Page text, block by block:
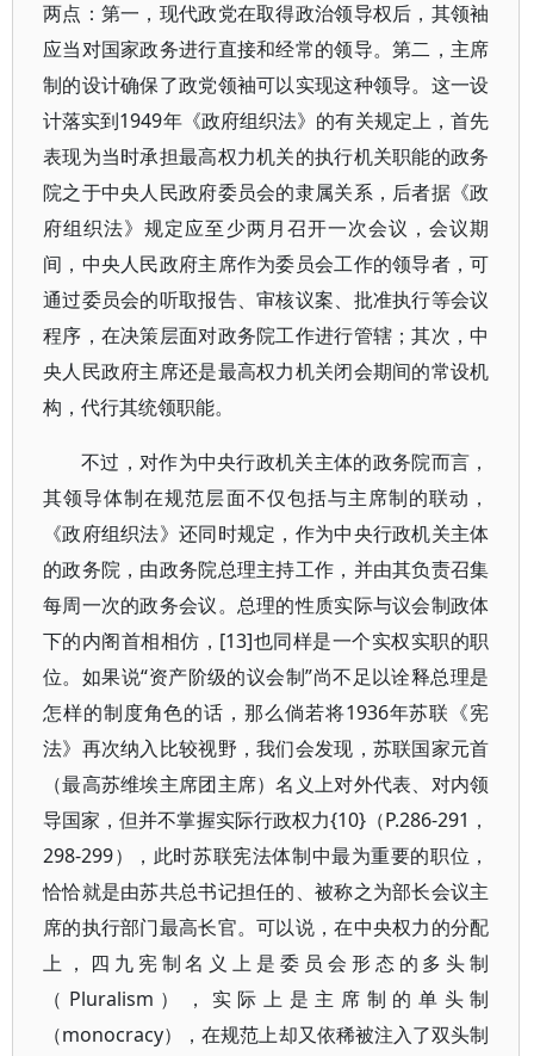
两点：第一，现代政党在取得政治领导权后，其领袖
应当对国家政务进行直接和经常的领导。第二，主席
制的设计确保了政党领袖可以实现这种领导。这一设
计落实到1949年《政府组织法》的有关规定上，首先
表现为当时承担最高权力机关的执行机关职能的政务
院之于中央人民政府委员会的隶属关系，后者据《政
府组织法》规定应至少两月召开一次会议，会议期
间，中央人民政府主席作为委员会工作的领导者，可
通过委员会的听取报告、审核议案、批准执行等会议
程序，在决策层面对政务院工作进行管辖；其次，中
央人民政府主席还是最高权力机关闭会期间的常设机
构，代行其统领职能。
不过，对作为中央行政机关主体的政务院而言，
其领导体制在规范层面不仅包括与主席制的联动，
《政府组织法》还同时规定，作为中央行政机关主体
的政务院，由政务院总理主持工作，并由其负责召集
每周一次的政务会议。总理的性质实际与议会制政体
下的内阁首相相仿，[13]也同样是一个实权实职的职
位。如果说“资产阶级的议会制”尚不足以诠释总理是
怎样的制度角色的话，那么倘若将1936年苏联《宪
法》再次纳入比较视野，我们会发现，苏联国家元首
（最高苏维埃主席团主席）名义上对外代表、对内领
导国家，但并不掌握实际行政权力{10}（P.286-291，
298-299），此时苏联宪法体制中最为重要的职位，
恰恰就是由苏共总书记担任的、被称之为部长会议主
席的执行部门最高长官。可以说，在中央权力的分配
上，四九宪制名义上是委员会形态的多头制
（Pluralism），实际上是主席制的单头制
（monocracy），在规范上却又依稀被注入了双头制